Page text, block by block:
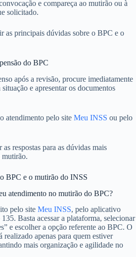
e compareça ao mutirão ou à
solicitado.
as principais dúvidas sobre o BPC e o
do BPC
após a revisão, procure imediatamente
e apresentar os documentos
atendimento pelo site Meu INSS ou pelo
respostas para as dúvidas mais
mutirão.
BPC e o mutirão do INSS
atendimento no mutirão do BPC?
pelo site Meu INSS, pelo aplicativo
Basta acessar a plataforma, selecionar
e escolher a opção referente ao BPC. O
realizado apenas para quem estiver
mais organização e agilidade no